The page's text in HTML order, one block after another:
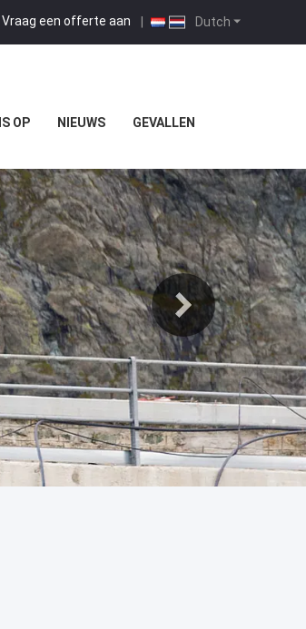
Dutch
Vraag een offerte aan |
OP NIEUWS GEVALLEN